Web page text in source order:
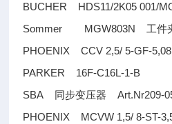
BUCHER HDS11/2K05 001/
Sommer MGW803N 工件
PHOENIX CCV 2,5/ 5-GF-5,08
PARKER 16F-C16L-1-B
SBA
同步变压器
Art.Nr209-
PHOENIX MCVW 1,5/ 8-ST-